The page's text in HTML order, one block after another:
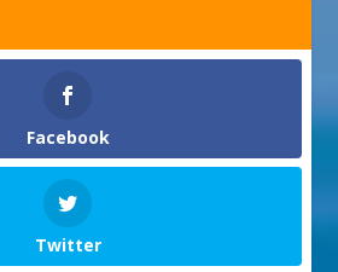
Facebook
Twitter